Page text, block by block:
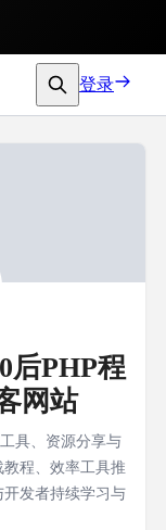
登录
后PHP程
网站
具、资源分享与
程、效率工具推
发者持续学习与